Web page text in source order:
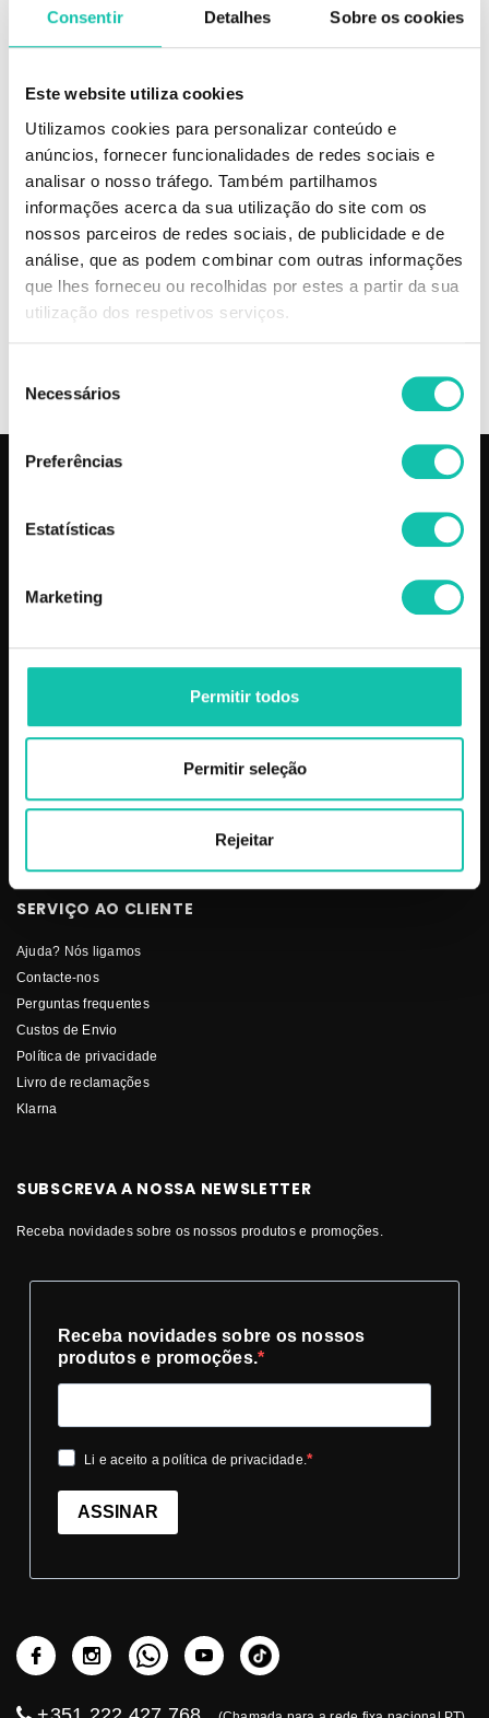
Consentir Detalhes Sobre os cookies
Este website utiliza cookies
Utilizamos cookies para personalizar conteúdo e
anúncios, fornecer funcionalidades de redes sociais e
analisar o nosso tráfego. Também partilhamos
informações acerca da sua utilização do site com os
nossos parceiros de redes sociais, de publicidade e de
análise, que as podem combinar com outras informações
que lhes forneceu ou recolhidas por estes a partir da sua
utilização dos respetivos serviços.
Necessários
Preferências
Estatísticas
Marketing
Permitir todos
Permitir seleção
Rejeitar
DESCRIÇÃO
Máquina de corte ideal para cabelos étnicos e cortes ultra rentes,
Lâminas em aço inoxidável autoafiáveis
Motor V5000 de grande potência
Não possui alavanca de altura lateral
Inclui 2 pentes de altura: #1/2 (1,5mm), #1 1/2 (4,5mm)
Comprar Máquinas de corte Máquinas de Corte WAHL MELHOR PREÇO
| Comprar WAHL Máquinas de corte Máquinas de Corte MELHOR
PREÇO | Máquinas de corte WAHL Máquinas de Corte MELHOR PREÇO
Aparelhos
Cabelo
Estética
Makeup
Perfumes
Stock-Off
Social
SERVIÇO AO CLIENTE
Ajuda? Nós ligamos
Contacte-nos
Perguntas frequentes
Custos de Envio
Política de privacidade
Livro de reclamações
Klarna
SUBSCREVA A NOSSA NEWSLETTER
Receba novidades sobre os nossos produtos e promoções.
Receba novidades sobre os nossos
produtos e promoções.
Li e aceito a política de privacidade.
ASSINAR